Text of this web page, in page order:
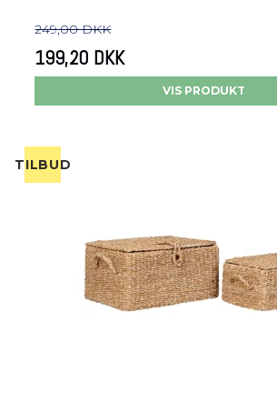
249,00 DKK
199,20 DKK
VIS PRODUKT
TILBUD